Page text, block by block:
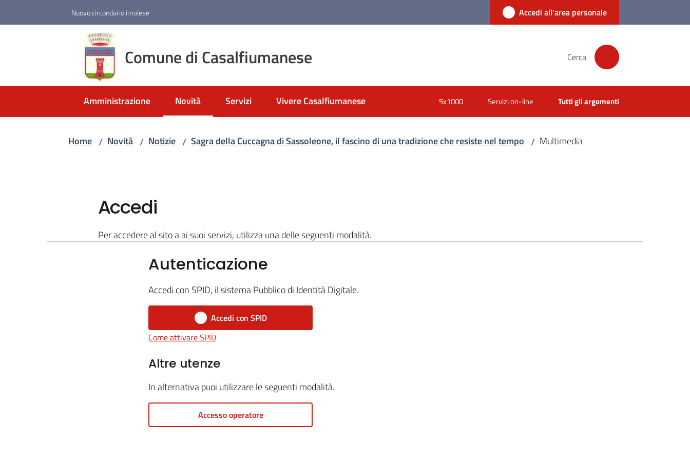
Nuovo circondario imolese Accedi all'area personale
Comune di Casalfiumanese Cerca
Amministrazione Novità
Menu selezionato
Servizi Vivere Casalfiumanese 5x1000 Servizi on-line Tutti gli argomenti
Home / Novità / Notizie / Sagra della Cuccagna di Sassoleone, il fascino di una tradizione che resiste nel tempo / Multimedia
Accedi
Per accedere al sito a ai suoi servizi, utilizza una delle seguenti modalità.
Autenticazione
Accedi con SPID, il sistema Pubblico di Identità Digitale.
Accedi con SPID
Come attivare SPID
Altre utenze
In alternativa puoi utilizzare le seguenti modalità.
Accesso operatore